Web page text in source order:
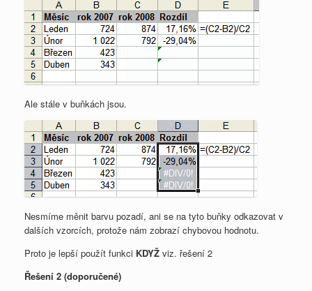
Ale stále v buňkách jsou.
Nesmíme měnit barvu pozadí, ani se na tyto buňky odkazovat v
dalších vzorcích, protože nám zobrazí chybovou hodnotu.
Proto je lepší použít funkci KDYŽ viz. řešení 2
Řešení 2 (doporučené)